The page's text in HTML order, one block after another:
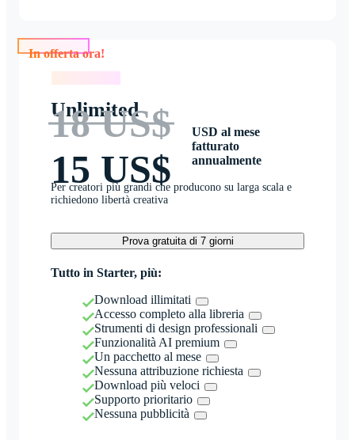
Unlimited
18 US$
15 US$
USD al mese
fatturato
annualmente
Per creatori più grandi che producono su larga scala e
richiedono libertà creativa
Prova gratuita di 7 giorni
Tutto in Starter, più:
Download illimitati
Accesso completo alla libreria
Strumenti di design professionali
Funzionalità AI premium
Un pacchetto al mese
Nessuna attribuzione richiesta
Download più veloci
Supporto prioritario
Nessuna pubblicità